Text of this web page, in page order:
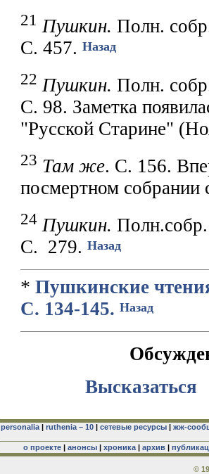
21 Пушкин. Полн.
С. 457. Назад
22 Пушкин. Полн.
С. 98. Заметка
"Русской Старине"
23 Там же. С. 156.
посмертном собрании
24 Пушкин.
С. 279. Назад
* Пушкинские
С. 134-145. Назад
Высказаться
personalia| ruthenia – 10| сетевые ресурсы| жж-
о проекте| анонсы| хроника| архив|
©